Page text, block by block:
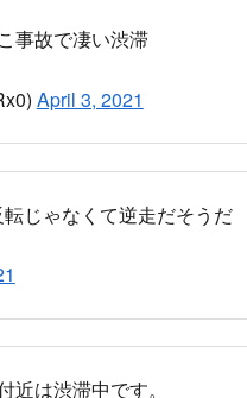
ッカー作業中
回するしかない付近の裏
April 3, 2021
り規制かかってます